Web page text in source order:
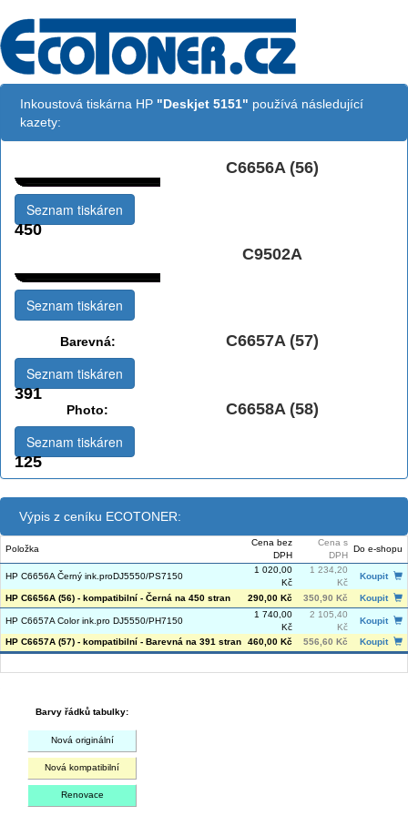
Inkoustová tiskárna HP "Deskjet 5151" používá následující
kazety:
C6656A (56)
450
Seznam tiskáren
C9502A
Seznam tiskáren
Barevná: C6657A (57)
391
Seznam tiskáren
Photo: C6658A (58)
125
Seznam tiskáren
Výpis z ceníku ECOTONER:
Položka
Cena bez
DPH
Cena s
DPH
Do e-shopu
HP C6656A Černý ink.proDJ5550/PS7150
1 020,00
Kč
1 234,20
Kč
Koupit
HP C6656A (56) - kompatibilní - Černá na 450 stran 290,00 Kč 350,90 Kč Koupit
HP C6657A Color ink.pro DJ5550/PH7150
1 740,00
Kč
2 105,40
Kč
Koupit
HP C6657A (57) - kompatibilní - Barevná na 391 stran 460,00 Kč 556,60 Kč Koupit
Barvy řádků tabulky:
Nová originální
Nová kompatibilní
Renovace